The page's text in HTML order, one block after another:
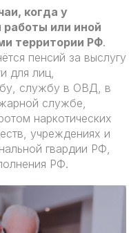
когда у
или иной
территории РФ.
пенсий за выслугу
для лиц,
службу в ОВД, в
службе,
наркотических
учреждениях и
гвардии РФ,
РФ.